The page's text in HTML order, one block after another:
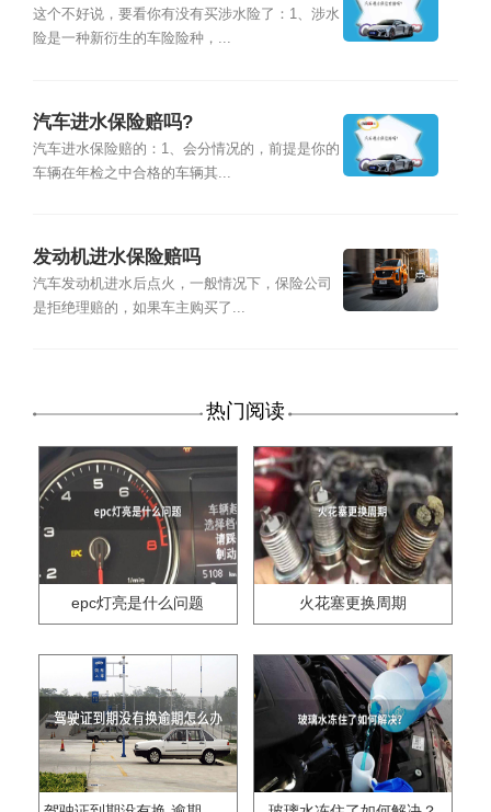
这个不好说，要看你有没有买涉水险了：1、涉水
险是一种新衍生的车险险种，...
汽车进水保险赔吗?
汽车进水保险赔的：1、会分情况的，前提是你的
车辆在年检之中合格的车辆其...
发动机进水保险赔吗
汽车发动机进水后点火，一般情况下，保险公司
是拒绝理赔的，如果车主购买了...
热门阅读
epc灯亮是什么问题 火花塞更换周期